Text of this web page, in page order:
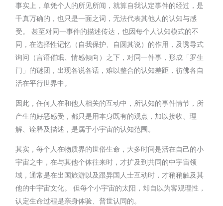
事实上，单凭个人的所见所闻，就算自我认定事件的经过，是
千真万确的，也只是一面之词，无法代表其他人的认知与感
受。 甚至对同一事件的描述传达，也因每个人认知模式的不
同，在选择性记忆（自我保护、自圆其说）的作用，及诱导式
询问（言语催眠、情感倾向）之下，对同一件事，形成「罗生
门」的谜团，出现各说各话，难以整合的认知差距，彷佛各自
活在平行世界中。
因此，任何人在和他人相关的互动中，所认知的事件情节，所
产生的好恶感受，都只是用本身既有的观点，加以接收、理
解、诠释及描述，是属于小宇宙的认知范围。
其实，每个人在物质界的世俗生命，大多时间是活在自己的小
宇宙之中，在与其他个体往来时，才扩及到共同的中宇宙领
域，通常是在出国旅游以及跟异国人士互动时，才稍稍触及其
他的中宇宙文化。 但每个小宇宙的太阳，却自以为客观理性，
认定生命过程是亲身体验、普世认同的。